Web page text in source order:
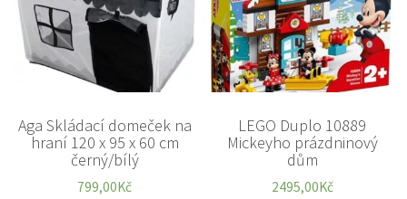
Aga Skládací domeček na
hraní 120 x 95 x 60 cm
černý/bílý
799,00Kč
LEGO Duplo 10889
Mickeyho prázdninový
dům
2495,00Kč